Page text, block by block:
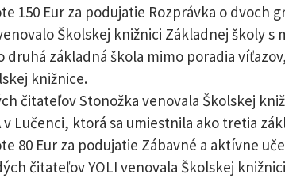
150 Eur za podujatie Rozprávka o dvoch
Školskej knižnici Základnej školy s
druhá základná škola mimo poradia
knižnice.
čitateľov Stonožka venovala Školskej
v Lučenci, ktorá sa umiestnila ako tretia
80 Eur za podujatie Zábavné a aktívne
čitateľov YOLI venovala Školskej